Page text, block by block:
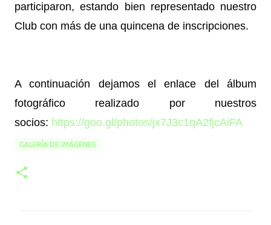
participaron, estando bien representado nuestro
Club con más de una quincena de inscripciones.
A continuación dejamos el enlace del álbum
fotográfico realizado por nuestros
socios: https://goo.gl/photos/jx7J3c1qA2fjcAiFA
GALERÍA DE IMÁGENES